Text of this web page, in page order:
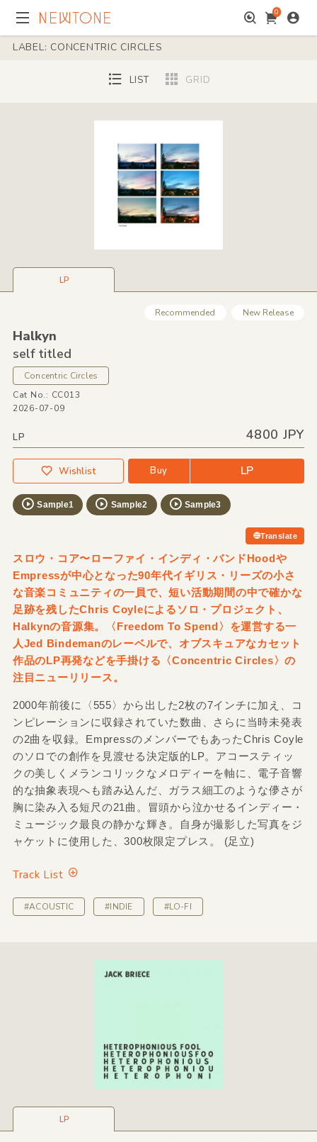
0
LABEL: CONCENTRIC CIRCLES
LIST GRID
LP
Recommended New Release
Halkyn
self titled
Concentric Circles
Cat No.: CC013
2026-07-09
LP 4800 JPY
Wishlist Buy LP
Sample1 Sample2 Sample3
Translate
スロウ・コア〜ローファイ・インディ・バンドHoodや
Empressが中心となった90年代イギリス・リーズの小さ
な音楽コミュニティの一員で、短い活動期間の中で確かな
足跡を残したChris Coyleによるソロ・プロジェクト、
Halkynの音源集。〈Freedom To Spend〉を運営する一
人Jed Bindemanのレーベルで、オブスキュアなカセット
作品のLP再発などを手掛ける〈Concentric Circles〉の
注目ニューリリース。
2000年前後に〈555〉から出した2枚の7インチに加え、コ
ンピレーションに収録されていた数曲、さらに当時未発表
の2曲を収録。EmpressのメンバーでもあったChris Coyle
のソロでの創作を見渡せる決定版的LP。アコースティッ
クの美しくメランコリックなメロディーを軸に、電子音響
的な抽象表現へも踏み込んだ、ガラス細工のような儚さが
胸に染み入る短尺の21曲。冒頭から泣かせるインディー・
ミュージック最良の静かな輝き。自身が撮影した写真をジ
ャケットに使用した、300枚限定プレス。 (足立)
Track List
#ACOUSTIC #INDIE #LO-FI
LP